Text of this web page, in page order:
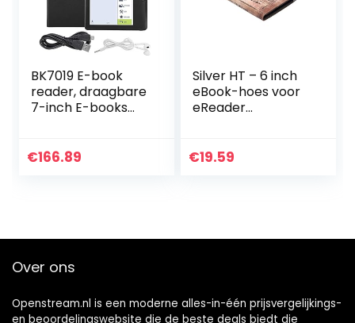
BK7019 E-book
reader, draagbare
7-inch E-books
ondersteunt TF-
€166.89
Silver HT – 6 inch
eBook-hoes voor
eReader
Woxter, SPC,
€19.59
Over ons
Openstream.nl is een moderne alles-in-één prijsvergelijkings-
en beoordelingswebsite die de beste deals biedt die